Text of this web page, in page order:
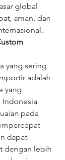
global
aman, dan
yang sering
adalah
yang
Indonesia
pada
dapat
dengan lebih